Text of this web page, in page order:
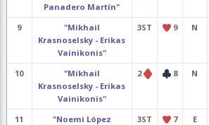
Panadero Martín"
9
"Mikhail
Krasnoselsky - Erikas
Vainikonis"
3ST 9 N
10
"Mikhail
Krasnoselsky - Erikas
Vainikonis"
2 8 N
11
"Noemi López
3ST 7 E